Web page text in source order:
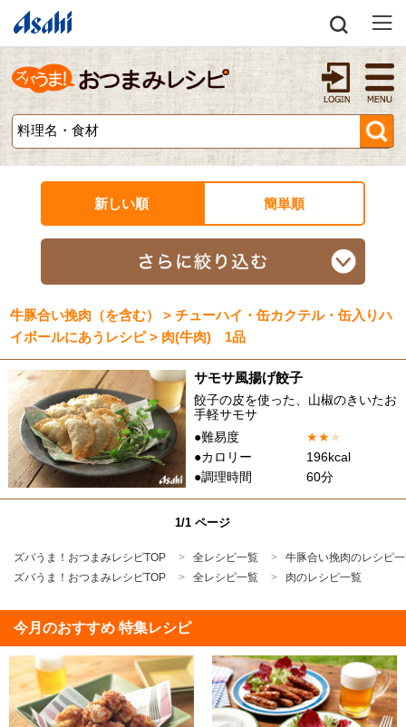
新しい順 簡単順
牛豚合い挽肉（を含む） > チューハイ・缶カクテル・缶入りハ
イボールにあうレシピ > 肉(牛肉) 1品
サモサ風揚げ餃子
餃子の皮を使った、山椒のきいたお
手軽サモサ
●難易度
★★★
●カロリー
196kcal
●調理時間
60分
1/1 ページ
ズバうま！おつまみレシピTOP 全レシピ一覧
牛豚合い挽肉のレシピ
ズバうま！おつまみレシピTOP
全レシピ一覧 肉のレシピ一覧
今月のおすすめ 特集レシピ